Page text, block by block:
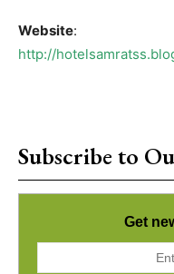
Website:
http://
Subscribe to
Get